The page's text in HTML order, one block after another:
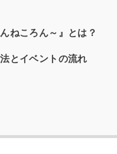
ねころん～』とは？
とイベントの流れ